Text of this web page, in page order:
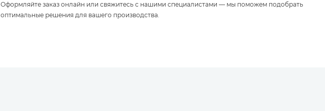
Оформляйте заказ онлайн или свяжитесь с нашими специалистами — мы поможем подобрать
оптимальные решения для вашего производства.